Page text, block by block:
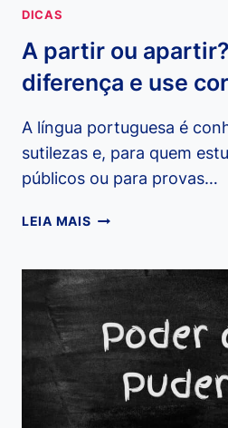
DICAS
A partir ou
diferença e use
A língua portuguesa é
sutilezas e, para quem
públicos ou para provas…
LEIA MAISA
APARTIR?
APRENDA
DIFERENÇA
CORRETAMENTE!